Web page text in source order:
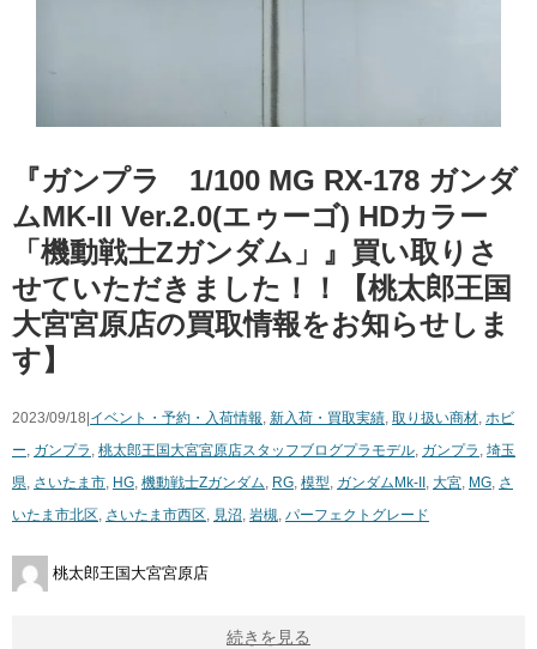
『ガンプラ 1/100 ​MG ​RX-178 ​ガンダ
ムMK-II ​Ver.2.0(エゥーゴ) ​HDカラー ​
「機動戦士Zガンダム」』買い取りさ
せていただきました！！【桃太郎王国
大宮宮原店の買取情報をお知らせしま
す】
2023/09/18| イベント・予約・入荷情報, 新入荷・買取実績, 取り扱い商材, ホビ
ー, ガンプラ , 桃太郎王国大宮宮原店スタッフブログプラモデル, ガンプラ , 埼玉
県, さいたま市, HG, 機動戦士Zガンダム, RG, 模型, ガンダムMk-II , 大宮, MG, さ
いたま市北区, さいたま市西区, 見沼, 岩槻, パーフェクトグレード
桃太郎王国大宮宮原店
続きを見る